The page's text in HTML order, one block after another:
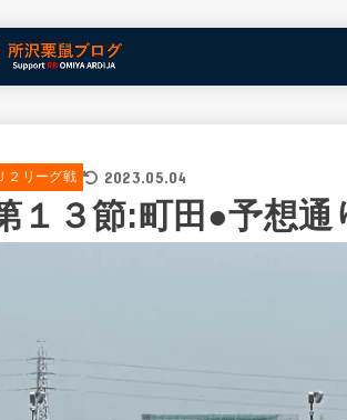
Ｊ２リーグ戦 2023.05.04
１３節:町田●予想通